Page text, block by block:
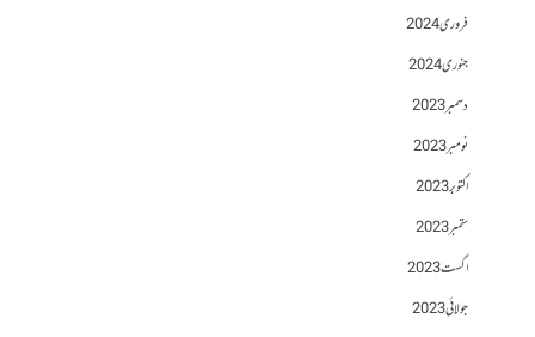
فروری 2024
جنوری 2024
دسمبر 2023
نومبر 2023
اکتوبر 2023
ستمبر 2023
اگست 2023
جولائی 2023